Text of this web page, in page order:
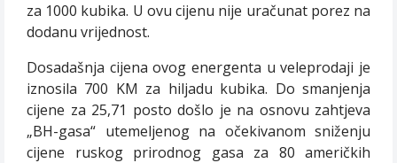
za 1000 kubika. U ovu cijenu nije uračunat porez na
dodanu vrijednost.
Dosadašnja cijena ovog energenta u veleprodaji je
iznosila 700 KM za hiljadu kubika. Do smanjenja
cijene za 25,71 posto došlo je na osnovu zahtjeva
„BH-gasa“ utemeljenog na očekivanom sniženju
cijene ruskog prirodnog gasa za 80 američkih